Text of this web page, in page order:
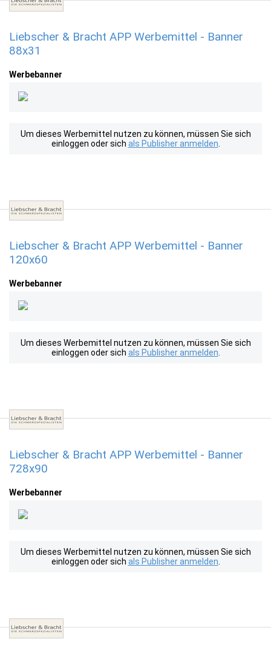
Liebscher & Bracht APP Werbemittel - Banner
88x31
Werbebanner
Um dieses Werbemittel nutzen zu können, müssen Sie sich
einloggen oder sich als Publisher anmelden
Liebscher & Bracht APP Werbemittel - Banner
120x60
Werbebanner
Um dieses Werbemittel nutzen zu können, müssen Sie sich
einloggen oder sich als Publisher anmelden
Liebscher & Bracht APP Werbemittel - Banner
728x90
Werbebanner
Um dieses Werbemittel nutzen zu können, müssen Sie sich
einloggen oder sich als Publisher anmelden